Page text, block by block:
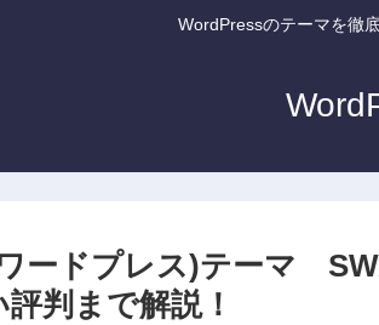
WordPressのテーマを徹
ードプレス)テーマ
判まで解説！